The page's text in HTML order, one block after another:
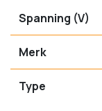
Spanning (V)
Merk
Type